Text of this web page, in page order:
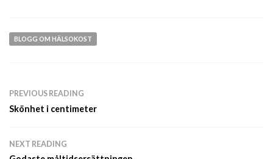
BLOGG OM HÄLSOKOST
PREVIOUS READING
Skönhet i centimeter
NEXT READING